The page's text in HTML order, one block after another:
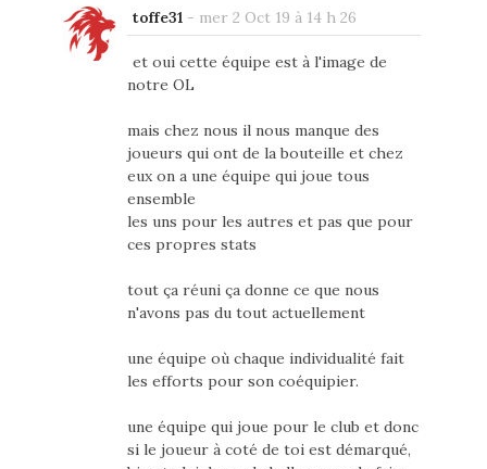
toffe31 - mer 2 Oct 19 à 14 h 26
et oui cette équipe est à l'image de
notre OL
mais chez nous il nous manque des
joueurs qui ont de la bouteille et chez
eux on a une équipe qui joue tous
ensemble
les uns pour les autres et pas que pour
ces propres stats
tout ça réuni ça donne ce que nous
n'avons pas du tout actuellement
une équipe où chaque individualité fait
les efforts pour son coéquipier.
une équipe qui joue pour le club et donc
si le joueur à coté de toi est démarqué,